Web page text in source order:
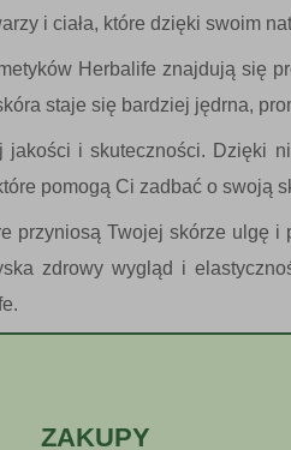
i ciała, które dzięki swoim
Herbalife znajdują się
staje się bardziej jędrna,
jakości i skuteczności.
pomogą Ci zadbać o
przyniosą Twojej skórze ulgę
zdrowy wygląd i
ZAKUPY